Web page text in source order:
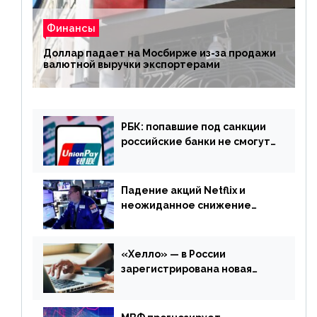
Финансы
Доллар падает на Мосбирже из-за продажи
валютной выручки экспортерами
РБК: попавшие под санкции
российские банки не смогут
Падение акций Netflix и
неожиданное снижение
апреля
«Хелло» — в России
зарегистрирована новая